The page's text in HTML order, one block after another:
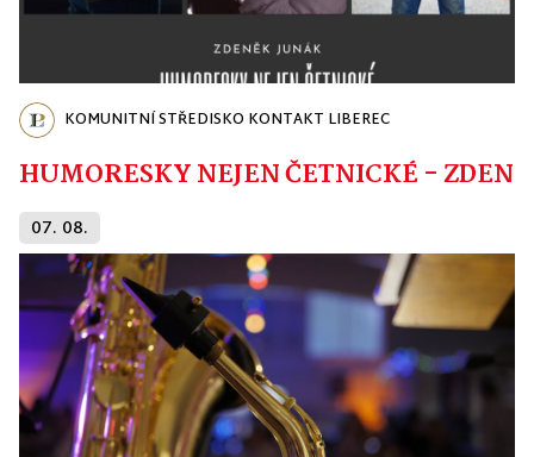
KOMUNITNÍ STŘEDISKO KONTAKT LIBEREC
HUMORESKY NEJEN ČETNICKÉ -
07. 08.